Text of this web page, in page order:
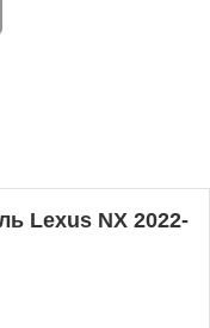
Lexus NX 2022-